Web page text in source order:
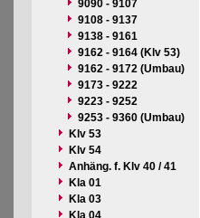
9090 - 9107
9108 - 9137
9138 - 9161
9162 - 9164 (Klv 53)
9162 - 9172 (Umbau)
9173 - 9222
9223 - 9252
9253 - 9360 (Umbau)
Klv 53
Klv 54
Anhäng. f. Klv 40 / 41
Kla 01
Kla 03
Kla 04